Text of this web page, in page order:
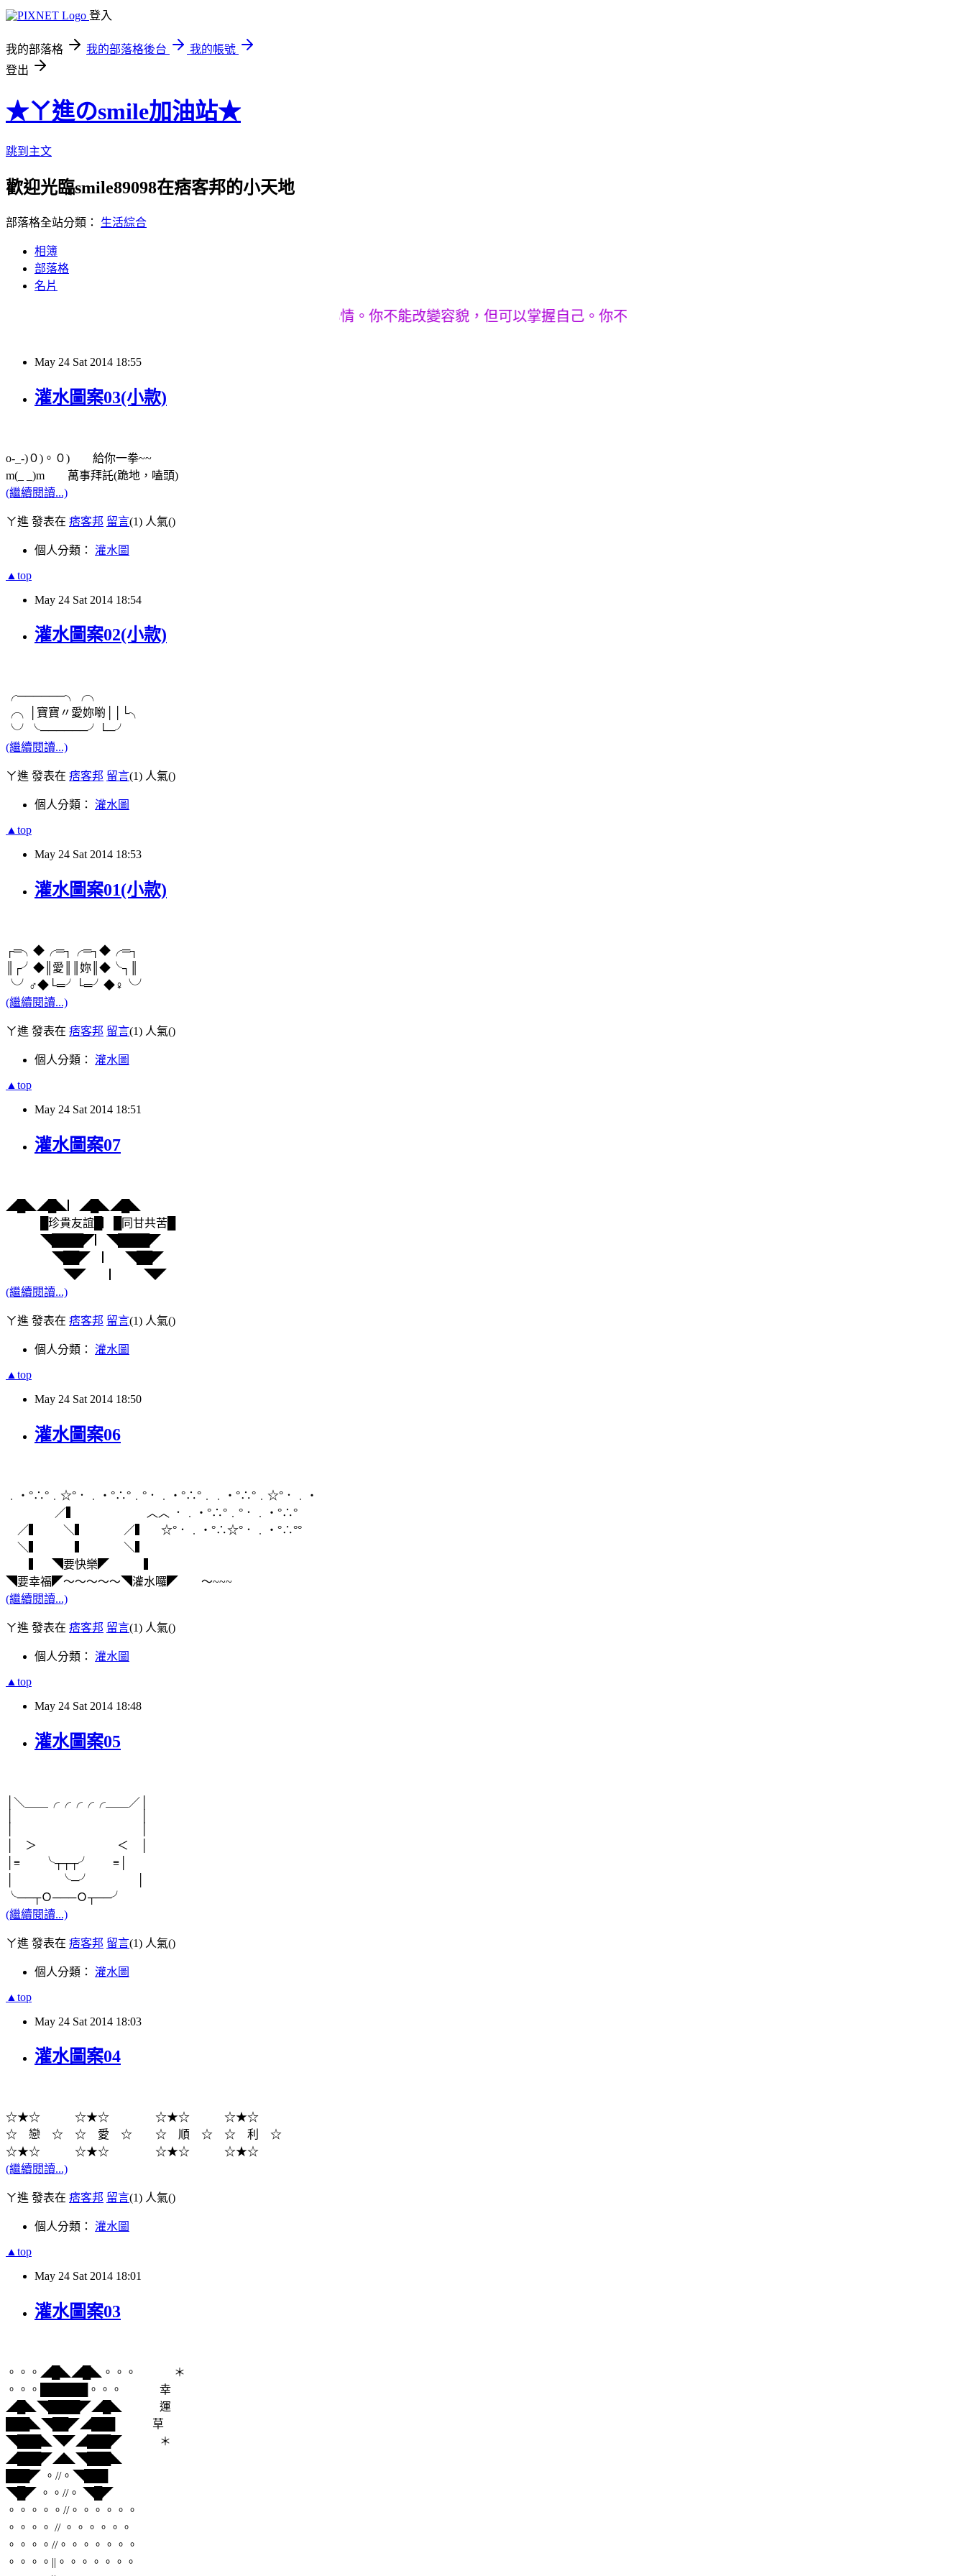
登入
我的部落格 我的部落格後台
我的帳號
登出
★ㄚ進のsmile加油站★
跳到主文
歡迎光臨smile89098在痞客邦的小天地
部落格全站分類： 生活綜合
相簿
部落格
名片
︶‿ ︶✿ 你不能左右天氣，但可以改變心情。你不能改變容貌，但可以掌握自己。你不能預見明天，但可以珍惜今天。 ✿︶‿ ︶ 歡迎光
May 24 Sat 2014 18:55
灌水圖案03(小款)
ο-_-)０)。０) 給你一拳~~
m(_ _)m 萬事拜託(跪地，嗑頭)
(繼續閱讀...)
ㄚ進 發表在 痞客邦 留言(1) 人氣()
個人分類： 灌水圖
▲top
May 24 Sat 2014 18:54
灌水圖案02(小款)
╭──────╮╭╮
╭╮│寶寶〃愛妳喲││└╮
╰╯╰──────╯└─╯
(繼續閱讀...)
ㄚ進 發表在 痞客邦 留言(1) 人氣()
個人分類： 灌水圖
▲top
May 24 Sat 2014 18:53
灌水圖案01(小款)
┌═╮◆╭═┐╭═┐◆╭═┐
║┌╯◆║愛║║妳║◆╰┐║
╰╯♂◆└═╯└═╯◆♀╰╯
(繼續閱讀...)
ㄚ進 發表在 痞客邦 留言(1) 人氣()
個人分類： 灌水圖
▲top
May 24 Sat 2014 18:51
灌水圖案07
◢█◣◢█◣▏◢█◣◢█◣
█珍貴友誼█▏█同甘共苦█
◥████◤▏◥████◤
◥██◤ ▏ ◥██◤
◥◤ ▏ ◥◤
(繼續閱讀...)
ㄚ進 發表在 痞客邦 留言(1) 人氣()
個人分類： 灌水圖
▲top
May 24 Sat 2014 18:50
灌水圖案06
﹒‧°∴°﹒☆°．﹒‧°∴°﹒°．﹒‧°∴°﹒﹒‧°∴°﹒☆°．﹒‧
／▍ ︿︿ ．﹒‧°∴°﹒°．﹒‧°∴°
／▍ ＼▍ ／▍ ☆°．﹒‧°∴☆°．﹒‧°∴°°
＼▍ ▍ ＼▍
▍ ◥要快樂◤ ▍
◥要幸福◤～～～～～◥灌水囉◤ ～~~~
(繼續閱讀...)
ㄚ進 發表在 痞客邦 留言(1) 人氣()
個人分類： 灌水圖
▲top
May 24 Sat 2014 18:48
灌水圖案05
│＼＿＿╭╭╭╭╭＿＿／│
│ ＞ ＜ │
│≡ ╰┬┬┬╯ ≡│
│ ╰─╯ │
╰──┬Ｏ───Ｏ┬──╯
(繼續閱讀...)
ㄚ進 發表在 痞客邦 留言(1) 人氣()
個人分類： 灌水圖
▲top
May 24 Sat 2014 18:03
灌水圖案04
☆★☆ ☆★☆ ☆★☆ ☆★☆
☆ 戀 ☆ ☆ 愛 ☆ ☆ 順 ☆ ☆ 利 ☆
☆★☆ ☆★☆ ☆★☆ ☆★☆
(繼續閱讀...)
ㄚ進 發表在 痞客邦 留言(1) 人氣()
個人分類： 灌水圖
▲top
May 24 Sat 2014 18:01
灌水圖案03
。。。◢█◣◢█◣。。。 ＊
。。。██████。。。 幸
◢█◣◥████◤◢█◣ 運
███◣◥██◤◢███ 草
◥███◣◥◤◢███◤ ＊
◢███◤◢◣◥███◣
███◤ 。//。◥███
◥█◤ 。。//。 ◥█◤
。。。。。//。。。。。。
。。。。 // 。。。。。。
。。。。//。。。。。。。
。。。。||。。。。。。。